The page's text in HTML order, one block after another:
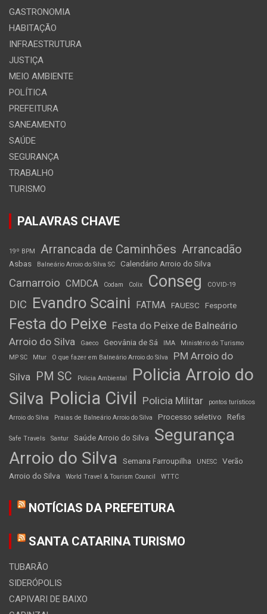
GASTRONOMIA
HABITAÇÃO
INFRAESTRUTURA
JUSTIÇA
MEIO AMBIENTE
POLÍTICA
PREFEITURA
SANEAMENTO
SAÚDE
SEGURANÇA
TRABALHO
TURISMO
PALAVRAS CHAVE
19º BPM Arrancada de Caminhões Arrancadão
Asbas Balneário Arroio do Silva SC Calendário Arroio do Silva
Carnarroio CMDCA Codam Colix Conseg COVID-19
DIC Evandro Scaini FATMA FAUESC Fesporte
Festa do Peixe Festa do Peixe de Balneário
Arroio do Silva
Gaeco Geovânia de Sá IMA
Ministério do Turismo
MP SC
Mtur O que fazer em Balneário Arroio do Silva
PM Arroio do
Silva PM SC Policia Ambiental
Policia Arroio do
Silva Policia Civil Policia Militar
pontos turísticos
Arroio do Silva
Praias de Balneário Arroio do Silva Processo seletivo Refis
Safe Travels Santur Saúde Arroio do Silva
Segurança
Arroio do Silva
Semana Farroupilha UNESC
Verão
Arroio do Silva
World Travel & Tourism Council WTTC
NOTÍCIAS DA PREFEITURA
SANTA CATARINA TURISMO
TUBARÃO
SIDERÓPOLIS
CAPIVARI DE BAIXO